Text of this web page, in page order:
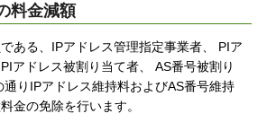
料金減額
ある、IPアドレス管理指定事業者、 PIア
アドレス被割り当て者、 AS番号被割り
りIPアドレス維持料およびAS番号維持
金の免除を行います。